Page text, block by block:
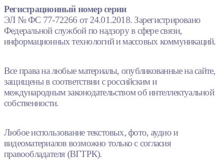
Регистрационный номер серии
ЭЛ № ФС 77-72266 от 24.01.2018. Зарегистрировано
Федеральной службой по надзору в сфере связи,
информационных технологий и массовых коммуникаций.
Все права на любые материалы, опубликованные на сайте,
защищены в соответствии с российским и
международным законодательством об интеллектуальной
собственности.
Любое использование текстовых, фото, аудио и
видеоматериалов возможно только с согласия
правообладателя (ВГТРК).